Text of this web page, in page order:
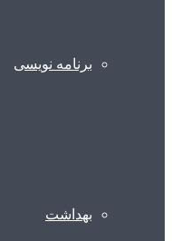
برنامه نویسی
بهداشت